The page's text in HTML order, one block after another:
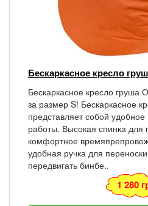
Бескаркасное кресло
Бескаркасное кресло груша
за размер S! Бескаркасное
представляет собой
работы. Высокая спинка для
комфортное
удобная ручка для
передвигать бинбе..
1 280